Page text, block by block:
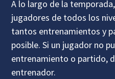
A lo largo de la
jugadores de todos los
tantos entrenamientos y
posible. Si un jugador no
entrenamiento o partido,
entrenador.